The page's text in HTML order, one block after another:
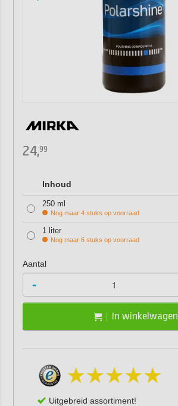
24,99
Inhoud
250 ml
Nog maar 4 stuks op voorraad
1 liter
Nog maar 6 stuks op voorraad
Aantal
-
In winkelwagen
Uitgebreid assortiment!